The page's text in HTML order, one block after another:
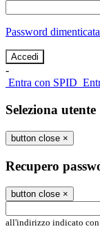
Password
-
Entra con SPID
Seleziona utente
button close ×
Recupero
button close ×
all'indirizzo indicato con